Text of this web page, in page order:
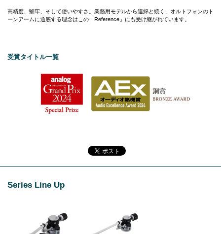
高精度、堅牢、そして使いやすさ。業務用モデルから連綿と続く、オルトフォンのト
ーンアームに通底する理念はこの「Reference」にも受け継がれています。
受賞タイトル一覧
Series Line Up